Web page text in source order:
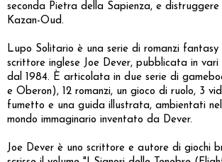
seconda Pietra della Sapienza, e
Kazan-Oud.
Lupo Solitario è una serie di romanzi
scrittore inglese Joe Dever, pubblicata in
dal 1984. È articolata in due serie di
e Oberon), 12 romanzi, un gioco di ruolo, 3
fumetto e una guida illustrata, ambientati
mondo immaginario inventato da Dever.
Joe Dever è uno scrittore e autore di giochi